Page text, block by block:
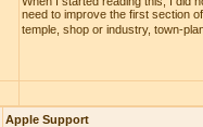
need to improve the first section
temple, shop or industry, town-
Apple Support